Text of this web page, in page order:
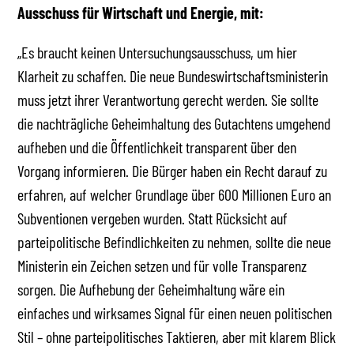
Ausschuss für Wirtschaft und Energie, mit:
„Es braucht keinen Untersuchungsausschuss, um hier
Klarheit zu schaffen. Die neue Bundeswirtschaftsministerin
muss jetzt ihrer Verantwortung gerecht werden. Sie sollte
die nachträgliche Geheimhaltung des Gutachtens umgehend
aufheben und die Öffentlichkeit transparent über den
Vorgang informieren. Die Bürger haben ein Recht darauf zu
erfahren, auf welcher Grundlage über 600 Millionen Euro an
Subventionen vergeben wurden. Statt Rücksicht auf
parteipolitische Befindlichkeiten zu nehmen, sollte die neue
Ministerin ein Zeichen setzen und für volle Transparenz
sorgen. Die Aufhebung der Geheimhaltung wäre ein
einfaches und wirksames Signal für einen neuen politischen
Stil – ohne parteipolitisches Taktieren, aber mit klarem Blick